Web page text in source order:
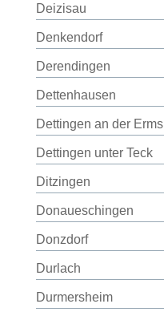
Deizisau
Denkendorf
Derendingen
Dettenhausen
Dettingen an der Erms
Dettingen unter Teck
Ditzingen
Donaueschingen
Donzdorf
Durlach
Durmersheim